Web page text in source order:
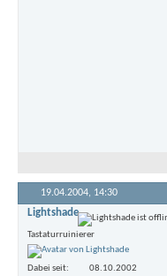
19.04.2004, 14:30
Lightshade
Tastaturruinierer
Dabei seit
08.10.2002